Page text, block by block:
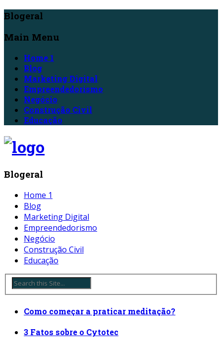
Blogeral
Main Menu
Home 1
Blog
Marketing Digital
Empreendedorismo
Negócio
Construção Civil
Educação
Blogeral
Home 1
Blog
Marketing Digital
Empreendedorismo
Negócio
Construção Civil
Educação
Como começar a praticar meditação?
3 Fatos sobre o Cytotec